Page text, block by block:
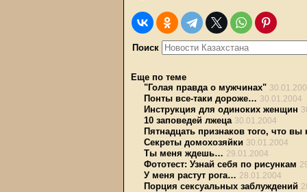
Поиск
Еще по теме
"Голая правда о мужчинах"
Понты все-таки дороже… 30.01.2004
Инструкция для одиноких женщин
10 заповедей лжеца 30.01.2004
Пятнадцать признаков того, что
Секреты домохозяйки 30.01.2004
Ты меня ждешь… 29.01.2004
Фототест: Узнай себя по рисункам
У меня растут рога… 28.01.2004
Порция сексуальных заблуждений